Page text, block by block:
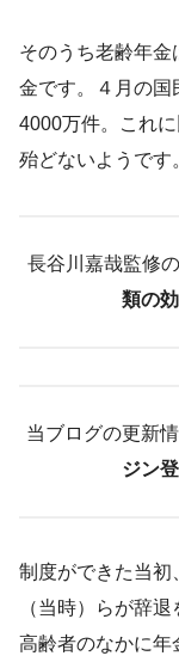
そのうち老齢年
金です。４月の国
4000万件。これ
殆どないようです
長谷川嘉哉監修
類の
当ブログの更新
ジン
制度ができた当初
（当時）らが辞
高齢者のなかに年